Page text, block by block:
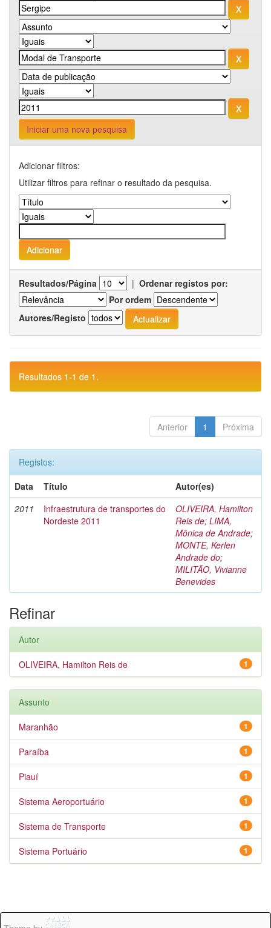
Iniciar uma nova pesquisa
Adicionar filtros:
Utilizar filtros para refinar o resultado da pesquisa.
Resultados/Página | Ordenar registos por:
Por ordem
Autores/Registo
Resultados 1-1 de 1.
Anterior 1 Próxima
Registos:
Data
Título
Autor(es)
2011
Infraestrutura de transportes do
Nordeste 2011
OLIVEIRA, Hamilton
Reis de; LIMA,
Mônica de Andrade;
MONTE, Kerlen
Andrade do;
MILITÃO, Vivianne
Benevides
Refinar
Autor
1
OLIVEIRA, Hamilton Reis de
Assunto
1
Maranhão
1
Paraíba
1
Piauí
1
Sistema Aeroportuário
1
Sistema de Transporte
1
Sistema Portuário